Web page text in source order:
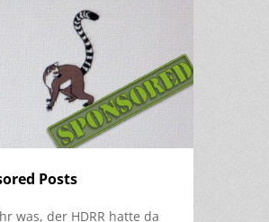
Posts
was, der HDRR hatte da